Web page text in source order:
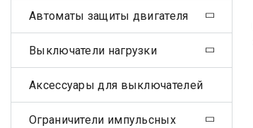
Автоматы защиты двигателя
Выключатели нагрузки
Аксессуары для выключателей
Ограничители импульсных